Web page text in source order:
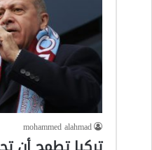
mohammed alahmad